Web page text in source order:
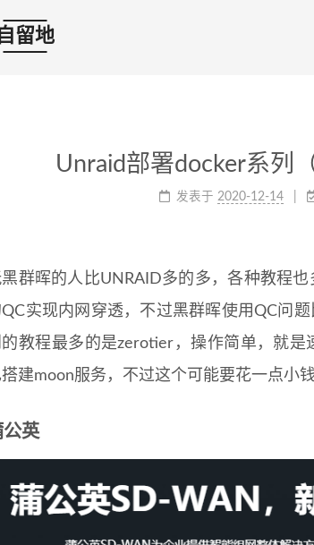
留地
Unraid部署docker系列
发表于 2020-12-14
群晖的人比UNRAID多的多，各种教程
实现内网穿透，不过黑群晖使用QC问
教程最多的是zerotier，操作简单，就是
建moon服务，不过这个可能要花一点小
公英